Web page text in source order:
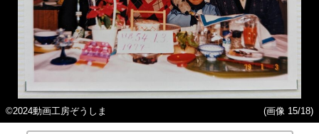
©2024動画工房ぞうしま (画像 15/18)